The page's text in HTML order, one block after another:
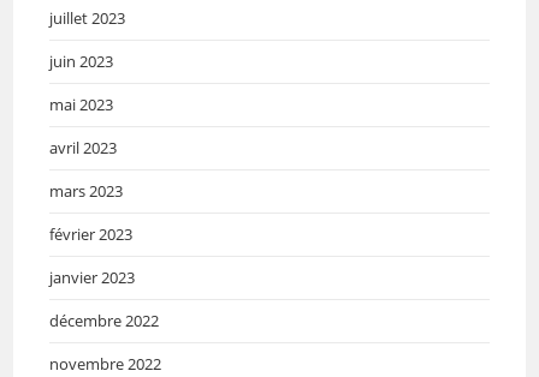
juillet 2023
juin 2023
mai 2023
avril 2023
mars 2023
février 2023
janvier 2023
décembre 2022
novembre 2022